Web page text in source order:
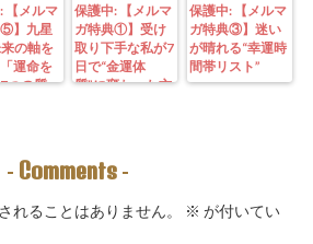
【メルマ
】九星
の軸を
運命を
つの質
できま
保護中: 【メルマ
ガ特典①】受け
取り下手な私が7
日で“金運体
質”に変わった方
九星別・金運ブ
ロックを外す開
保護中: 【メルマ
ガ特典③】迷い
が晴れる“幸運時
間帯リスト”
- Comments -
れることはありません。 ※ が付いてい